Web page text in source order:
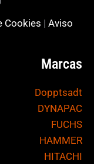
Cookies | Aviso
Marcas
Dopptsadt
DYNAPAC
FUCHS
HAMMER
HITACHI